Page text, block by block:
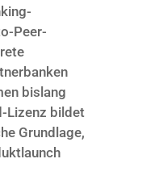
Peer-
bislang
Lizenz bildet
Grundlage,